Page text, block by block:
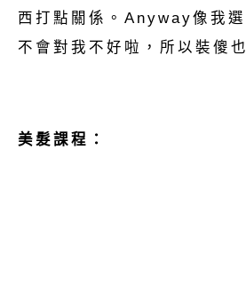
西打點關係。Anyway像我
不會對我不好啦，所以裝傻
美髮課程：